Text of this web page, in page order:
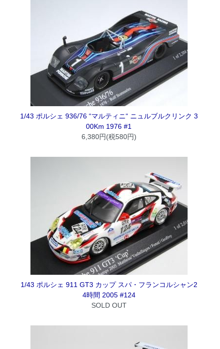
1/43 ポルシェ 936/76 “マルティニ“ ニュルブルクリンク 3
00Km 1976 #1
6,380円(税580円)
1/43 ポルシェ 911 GT3 カップ スパ・フランコルシャン2
4時間 2005 #124
SOLD OUT